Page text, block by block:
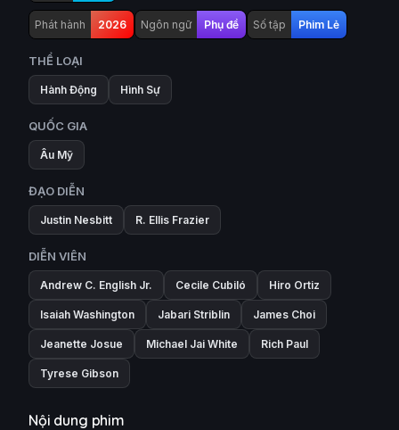
Phát hành 2026 Ngôn ngữ Phụ đề Số tập Phim Lẻ
THỂ LOẠI
Hành Động Hình Sự
QUỐC GIA
Âu Mỹ
ĐẠO DIỄN
Justin Nesbitt R. Ellis Frazier
DIỄN VIÊN
Andrew C. English Jr. Cecile Cubiló Hiro Ortiz
Isaiah Washington Jabari Striblin James Choi
Jeanette Josue Michael Jai White Rich Paul
Tyrese Gibson
Nội dung phim